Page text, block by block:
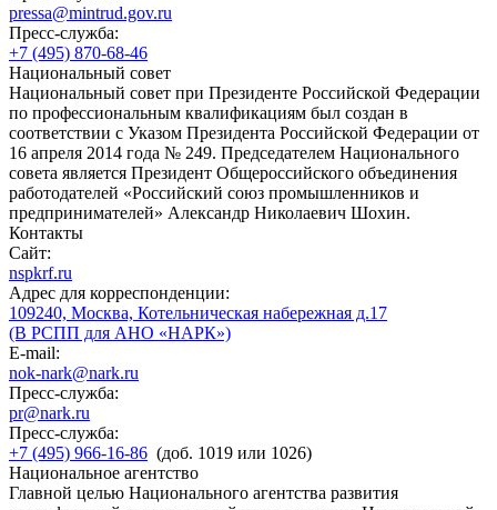
pressa@mintrud.gov.ru
Пресс-служба:
+7 (495) 870-68-46
Национальный совет
Национальный совет при Президенте Российской Федерации
по профессиональным квалификациям был создан в
соответствии с Указом Президента Российской Федерации от
16 апреля 2014 года № 249. Председателем Национального
совета является Президент Общероссийского объединения
работодателей «Российский союз промышленников и
предпринимателей» Александр Николаевич Шохин.
Контакты
Сайт:
nspkrf.ru
Адрес для корреспонденции:
109240, Москва, Котельническая набережная д.17
(В РСПП для АНО «НАРК»)
E-mail:
nok-nark@nark.ru
Пресс-служба:
pr@nark.ru
Пресс-служба:
+7 (495) 966-16-86 (доб. 1019 или 1026)
Национальное агентство
Главной целью Национального агентства развития